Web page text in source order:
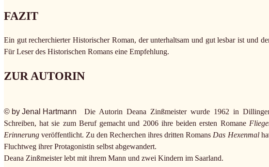
FAZIT
Ein gut recherchierter Historischer Roman, der unterhaltsam und gut lesbar ist und
Für Leser des Historischen Romans eine Empfehlung.
ZUR AUTORIN
© by Jenal Hartmann
Die Autorin Deana Zinßmeister wurde 1962 in
Schreiben, hat sie zum Beruf gemacht und 2006 ihre beiden ersten Romane
Erinnerung veröffentlicht. Zu den Recherchen ihres dritten Romans Das Hexenmal
Fluchtweg ihrer Protagonistin selbst abgewandert.
Deana Zinßmeister lebt mit ihrem Mann und zwei Kindern im Saarland.